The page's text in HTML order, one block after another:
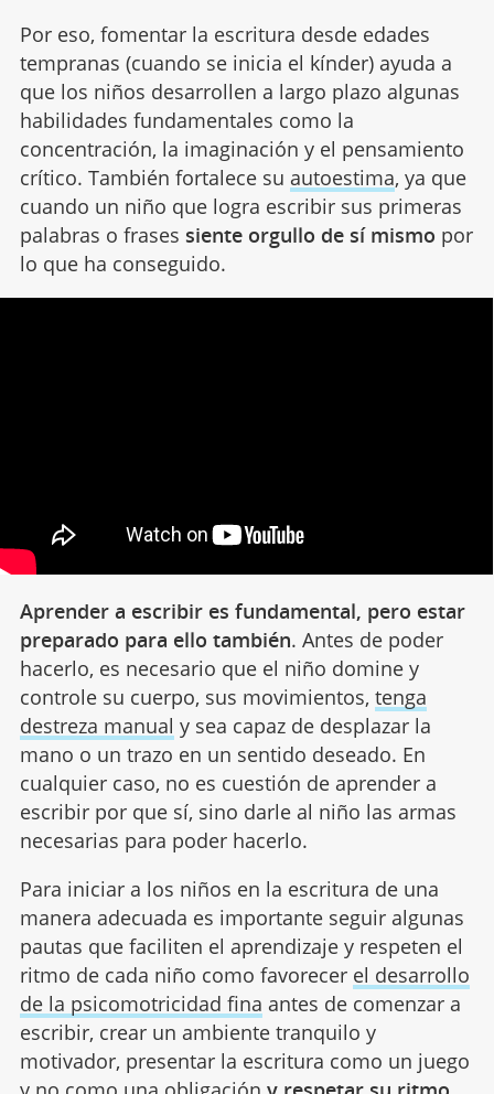
Por eso, fomentar la escritura desde edades
tempranas (cuando se inicia el kínder) ayuda a
que los niños desarrollen a largo plazo algunas
habilidades fundamentales como la
concentración, la imaginación y el pensamiento
crítico. También fortalece su autoestima, ya que
cuando un niño que logra escribir sus primeras
palabras o frases siente orgullo de sí mismo por
lo que ha conseguido.
Aprender a escribir es fundamental, pero estar
preparado para ello también. Antes de poder
hacerlo, es necesario que el niño domine y
controle su cuerpo, sus movimientos, tenga
destreza manual y sea capaz de desplazar la
mano o un trazo en un sentido deseado. En
cualquier caso, no es cuestión de aprender a
escribir por que sí, sino darle al niño las armas
necesarias para poder hacerlo.
Para iniciar a los niños en la escritura de una
manera adecuada es importante seguir algunas
pautas que faciliten el aprendizaje y respeten el
ritmo de cada niño como favorecer el desarrollo
de la psicomotricidad fina antes de comenzar a
escribir, crear un ambiente tranquilo y
motivador, presentar la escritura como un juego